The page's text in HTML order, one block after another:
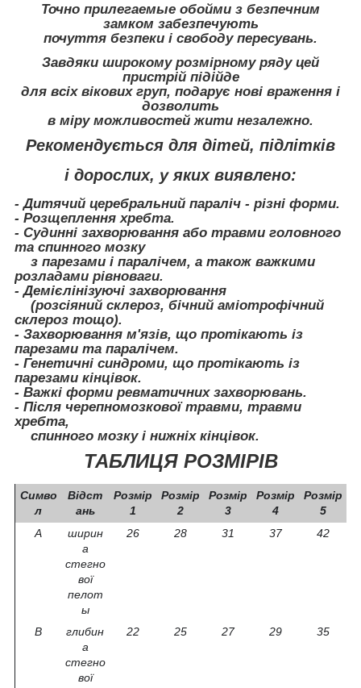
Точно прилегаемые обойми з безпечним
замком забезпечують
почуття безпеки і свободу пересувань.
Завдяки широкому розмірному ряду цей
пристрій підійде
для всіх вікових груп, подарує нові враження і
дозволить
в міру можливостей жити незалежно.
Рекомендується для дітей, підлітків
і дорослих, у яких виявлено:
- Дитячий церебральний параліч - різні форми.
- Розщеплення хребта.
- Судинні захворювання або травми головного
та спинного мозку
з парезами і паралічем, а також важкими
розладами рівноваги.
- Демієлінізуючі захворювання
(розсіяний склероз, бічний аміотрофічний
склероз тощо).
- Захворювання м'язів, що протікають із
парезами та паралічем.
- Генетичні синдроми, що протікають із
парезами кінцівок.
- Важкі форми ревматичних захворювань.
- Після черепномозкової травми, травми
хребта,
спинного мозку і нижніх кінцівок.
ТАБЛИЦЯ РОЗМІРІВ
Симво
л
Відст
ань
Розмір
1
Розмір
2
Розмір
3
Розмір
4
Розмір
5
A
ширин
а
стегно
вої
пелот
ы
26 28 31 37 42
B
глибин
а
стегно
вої
22 25 27 29 35